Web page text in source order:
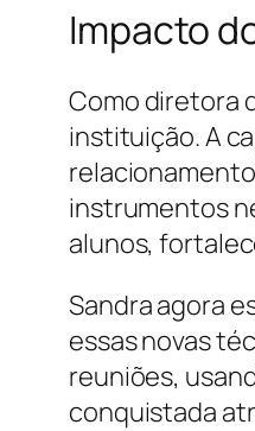
Impacto
Como diretora
instituição. A
instrumentos
alunos,
Sandra agora
essas novas
reuniões,
conquistada